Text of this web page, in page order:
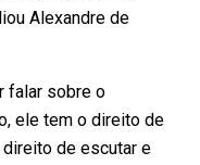
Alexandre de
falar sobre o
ele tem o direito de
de escutar e